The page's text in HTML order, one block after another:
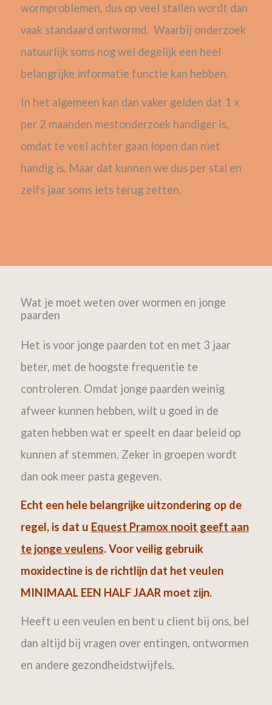
wormproblemen, dus op veel stallen wordt dan
vaak standaard ontwormd. Waarbij onderzoek
natuurlijk soms nog wel degelijk een heel
belangrijke informatie functie kan hebben.
In het algemeen kan dan vaker gelden dat 1 x
per 2 maanden mestonderzoek handiger is,
omdat te veel achter gaan lopen dan niet
handig is. Maar dat kunnen we dus per stal en
zelfs jaar soms iets terug zetten.
Wat je moet weten over wormen en jonge
paarden
Het is voor jonge paarden tot en met 3 jaar
beter, met de hoogste frequentie te
controleren. Omdat jonge paarden weinig
afweer kunnen hebben, wilt u goed in de
gaten hebben wat er speelt en daar beleid op
kunnen af stemmen. Zeker in groepen wordt
dan ook meer pasta gegeven.
Echt een hele belangrijke uitzondering op de
regel, is dat u Equest Pramox nooit geeft aan
te jonge veulens.Voor veilig gebruik
moxidectine is de richtlijn dat het veulen
MINIMAAL EEN HALF JAAR moet zijn.
Heeft u een veulen en bent u client bij ons, bel
dan altijd bij vragen over entingen, ontwormen
en andere gezondheidstwijfels.